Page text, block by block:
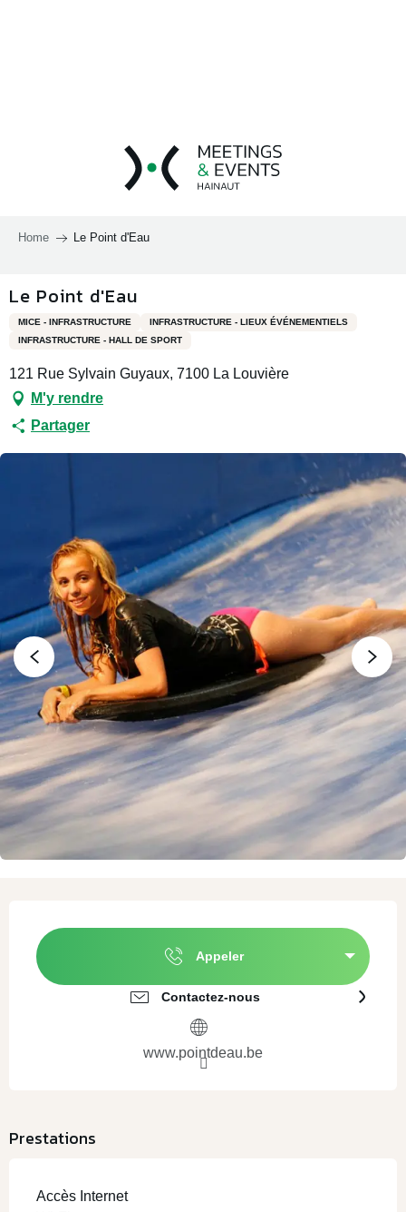
Home Le Point d'Eau
Le Point d'Eau
MICE - INFRASTRUCTURE
INFRASTRUCTURE - LIEUX ÉVÉNEMENTIELS
INFRASTRUCTURE - HALL DE SPORT
121 Rue Sylvain Guyaux, 7100 La Louvière
M'y rendre
Partager
Ouverture et coordonnées
Appeler
Contactez-nous
www.pointdeau.be
Prestations
Accès Internet